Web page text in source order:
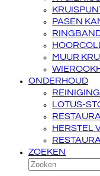
PASEN
MUUR
ONDERHOUD
LOTUS-
HERSTEL
ZOEKEN
Zoeken